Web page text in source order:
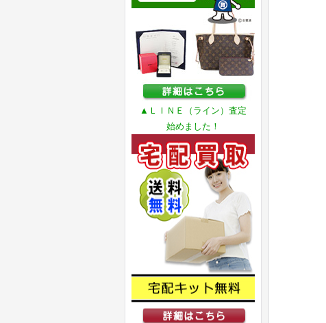
▲ＬＩＮＥ（ライン）査定
始めました！